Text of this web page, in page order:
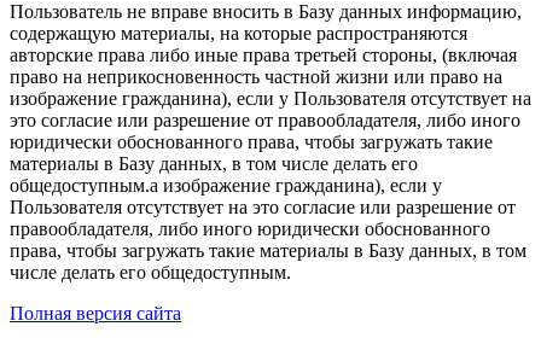
Пользователь не вправе вносить в Базу данных информацию,
содержащую материалы, на которые распространяются
авторские права либо иные права третьей стороны, (включая
право на неприкосновенность частной жизни или право на
изображение гражданина), если у Пользователя отсутствует на
это согласие или разрешение от правообладателя, либо иного
юридически обоснованного права, чтобы загружать такие
материалы в Базу данных, в том числе делать его
общедоступным.а изображение гражданина), если у
Пользователя отсутствует на это согласие или разрешение от
правообладателя, либо иного юридически обоснованного
права, чтобы загружать такие материалы в Базу данных, в том
числе делать его общедоступным.
Полная версия сайта